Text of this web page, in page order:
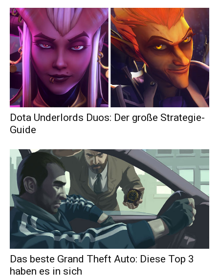
Dota Underlords Duos: Der große Strategie-
Guide
Das beste Grand Theft Auto: Diese Top 3
haben es in sich